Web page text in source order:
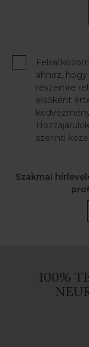
ahhoz,
részemre
elsőként
szerinti
Szakmai
100%